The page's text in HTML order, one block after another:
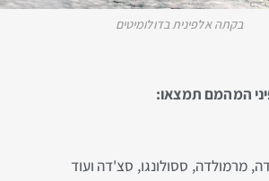
בקתה אלפינית בדולומיטים
המהמם תמצאו:
מרמולדה, ססולונגו, סצ'דה ועוד